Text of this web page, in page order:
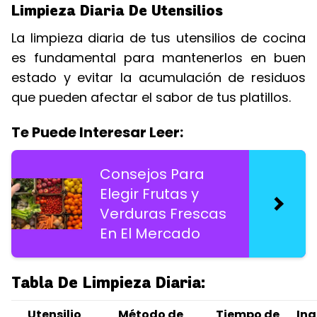
Limpieza Diaria De Utensilios
La limpieza diaria de tus utensilios de cocina
es fundamental para mantenerlos en buen
estado y evitar la acumulación de residuos
que pueden afectar el sabor de tus platillos.
Te Puede Interesar Leer:
Consejos Para
Elegir Frutas y
Verduras Frescas
En El Mercado
Tabla De Limpieza Diaria: